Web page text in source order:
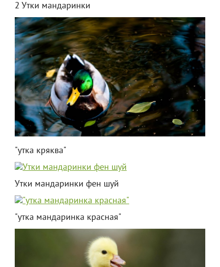
2 Утки мандаринки
"утка кряква"
Утки мандаринки фен шуй
"утка мандаринка красная"